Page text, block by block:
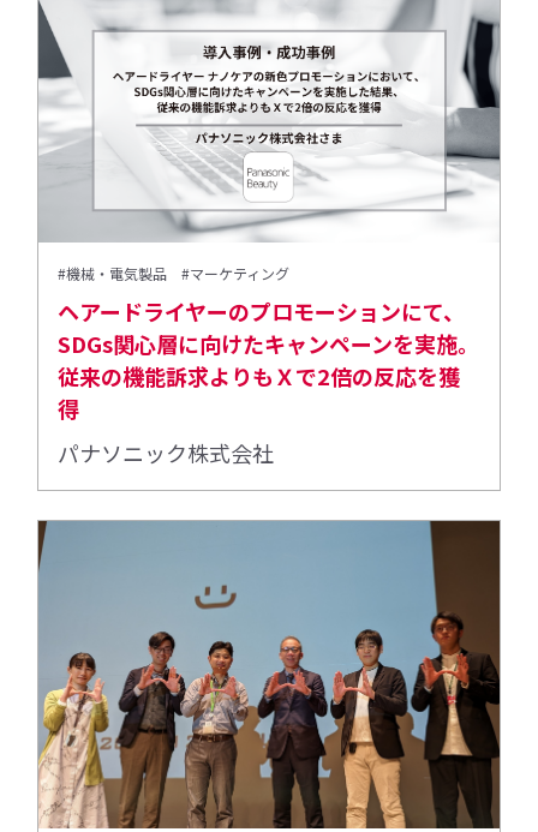
#機械・電気製品 #マーケティング
ヘアードライヤーのプロモーションにて、
SDGs関心層に向けたキャンペーンを実施。
従来の機能訴求よりもＸで2倍の反応を獲
得
パナソニック株式会社